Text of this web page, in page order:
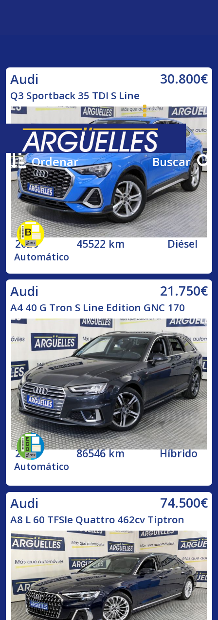
Ordenar Buscar
Audi 30.800€
Q3 Sportback 35 TDI S Line
2020 45522 km Diésel
Automático
Audi 21.750€
A4 40 G Tron S Line Edition GNC 170
2020 86546 km Híbrido
Automático
Audi 74.500€
A8 L 60 TFSIe Quattro 462cv Tiptron